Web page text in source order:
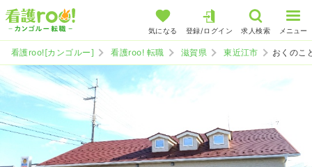
気になる 登録/ログイン 求人検索 メニュー
看護roo![カンゴルー] 看護roo! 転職 滋賀県 東近江市 おくのこ